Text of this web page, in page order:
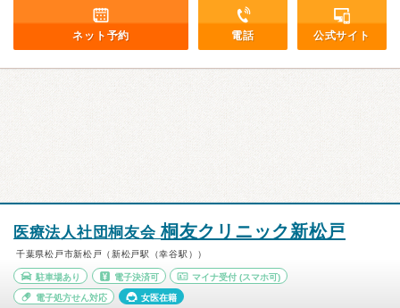
ネット予約 電話 公式サイト
医療法人社団桐友会桐友クリニック新松戸
千葉県松戸市新松戸（新松戸駅（幸谷駅））
駐車場あり 電子決済可 マイナ受付 (スマホ可)
電子処方せん対応 女医在籍